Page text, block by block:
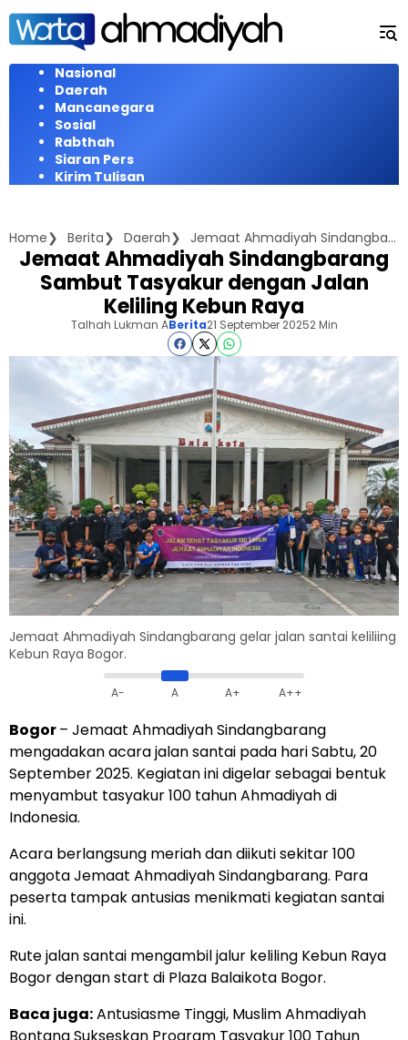
Langsung
konten
Nasional
Daerah
Mancanegara
Sosial
Rabthah
Siaran Pers
Kirim Tulisan
Home Berita Daerah Jemaat Ahmadiyah Sindangbarang Sambut Tasyakur dengan Jalan Keliling Kebun Raya
Jemaat Ahmadiyah Sindangbarang
Sambut Tasyakur dengan Jalan
Keliling Kebun Raya
Talhah Lukman ABerita21 September 20252 Min
Jemaat Ahmadiyah Sindangbarang gelar jalan santai keliliing
Kebun Raya Bogor.
A- A A+ A++
Bogor– Jemaat Ahmadiyah Sindangbarang
mengadakan acara jalan santai pada hari Sabtu, 20
September 2025. Kegiatan ini digelar sebagai bentuk
menyambut tasyakur 100 tahun Ahmadiyah di
Indonesia.
Acara berlangsung meriah dan diikuti sekitar 100
anggota Jemaat Ahmadiyah Sindangbarang. Para
peserta tampak antusias menikmati kegiatan santai
ini.
Rute jalan santai mengambil jalur keliling Kebun Raya
Bogor dengan start di Plaza Balaikota Bogor.
Baca juga:Antusiasme Tinggi, Muslim Ahmadiyah